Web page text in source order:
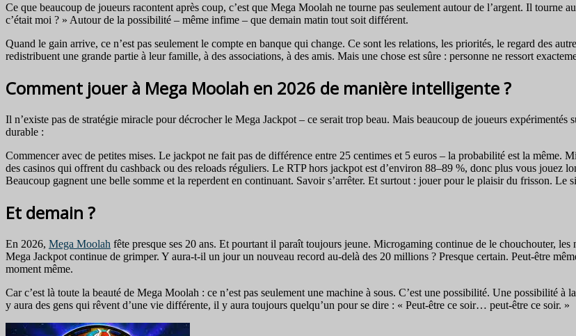
Ce que beaucoup de joueurs racontent après coup, c’est que Mega Moolah ne tourne pas seulement autour de l’argent. Il
c’était moi ? » Autour de la possibilité – même infime – que demain matin tout soit différent.
Quand le gain arrive, ce n’est pas seulement le compte en banque qui change. Ce sont les relations, les priorités, le regard des
redistribuent une grande partie à leur famille, à des associations, à des amis. Mais une chose est sûre : personne ne ressort
Comment jouer à Mega Moolah en 2026 de manière intelligente ?
Il n’existe pas de stratégie miracle pour décrocher le Mega Jackpot – ce serait trop beau. Mais beaucoup de joueurs
durable :
Commencer avec de petites mises. Le jackpot ne fait pas de différence entre 25 centimes et 5 euros – la probabilité est la même.
des casinos qui offrent du cashback ou des reloads réguliers. Le RTP hors jackpot est d’environ 88–89 %, donc plus vous jouez
Beaucoup gagnent une belle somme et la reperdent en continuant. Savoir s’arrêter. Et surtout : jouer pour le plaisir du frisson. Le
Et demain ?
En 2026, Mega Moolah fête presque ses 20 ans. Et pourtant il paraît toujours jeune. Microgaming continue de le chouchouter,
Mega Jackpot continue de grimper. Y aura-t-il un jour un nouveau record au-delà des 20 millions ? Presque certain. Peut-être
moment même.
Car c’est là toute la beauté de Mega Moolah : ce n’est pas seulement une machine à sous. C’est une possibilité. Une possibilité
y aura des gens qui rêvent d’une vie différente, il y aura toujours quelqu’un pour se dire : « Peut-être ce soir… peut-être ce soir. »